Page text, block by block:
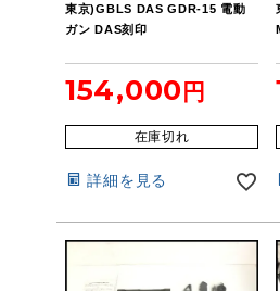
東京)GBLS DAS GDR-15 電動
ガン DAS刻印
154,000
在庫切れ
詳細を見る